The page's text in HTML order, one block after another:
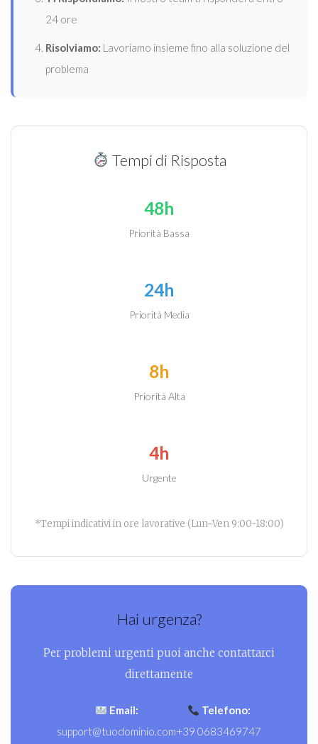
24 ore
Risolviamo: Lavoriamo insieme fino alla soluzione del
problema
Tempi di Risposta
48h
Priorità Bassa
24h
Priorità Media
8h
Priorità Alta
4h
Urgente
*Tempi indicativi in ore lavorative (Lun-Ven 9:00-18:00)
Hai urgenza?
Per problemi urgenti puoi anche contattarci
direttamente
Email:
support@tuodominio.com
Telefono:
+39 0683469747